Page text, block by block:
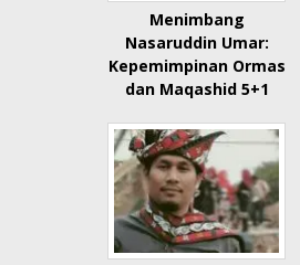
Menimbang
Nasaruddin Umar:
Kepemimpinan Ormas
dan Maqashid 5+1